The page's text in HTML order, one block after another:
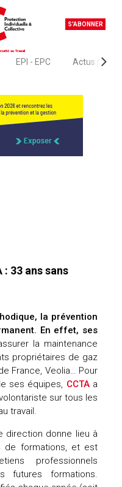
S'ABONNER
au Travail
EPI - EPC Actus
: 33 ans sans
, la prévention
En effet, ses
la maintenance
propriétaires de gaz
France, Veolia… Pour
ses équipes, CCTAa
sur tous les
travail.
direction donne lieu à
de formations, et est
professionnels
futures formations.